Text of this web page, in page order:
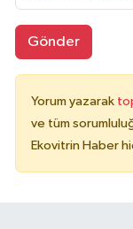
Gönder
Yorum yazarak
ve tüm
Ekovitrin Haber